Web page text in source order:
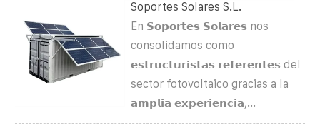
Soportes Solares S.L.
En 𝗦𝗼𝗽𝗼𝗿𝘁𝗲𝘀 𝗦𝗼𝗹𝗮𝗿𝗲𝘀 nos
consolidamos como
𝗲𝘀𝘁𝗿𝘂𝗰𝘁𝘂𝗿𝗶𝘀𝘁𝗮𝘀 𝗿𝗲𝗳𝗲𝗿𝗲𝗻𝘁𝗲𝘀 del
sector fotovoltaico gracias a la
𝗮𝗺𝗽𝗹𝗶𝗮 𝗲𝘅𝗽𝗲𝗿𝗶𝗲𝗻𝗰𝗶𝗮,...